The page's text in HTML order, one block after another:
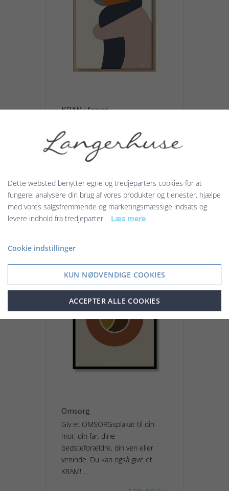
KRAM i farver
dine bedsteforældre, din ven
eller veninde. Du kan også give
et KRAM! til en god kollega eller...
129,00 kr.
Vis produkt
Omsorg
Giv et OMSORGsplakat til din
mor, din far, dine
bedsteforældre, din ven eller
veninde. Du kan også give et
KRAM! ...
Dette websted benytter egne og tredjeparters cookies for at
fungere, analysere din brug af vores produkter og tjenester, hjælpe
med vores salgsfremmende og marketingsmæssige indsats og
levere indhold fra tredjeparter. Læs mere
Cookie indstillinger
KUN NØDVENDIGE COOKIES
ACCEPTER ALLE COOKIES